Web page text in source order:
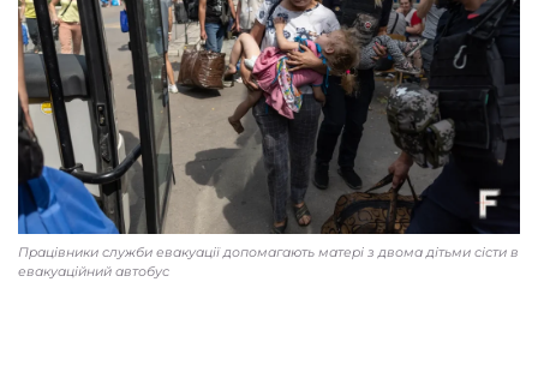
Працівники служби евакуації допомагають матері з двома дітьми сісти в
евакуаційний автобус